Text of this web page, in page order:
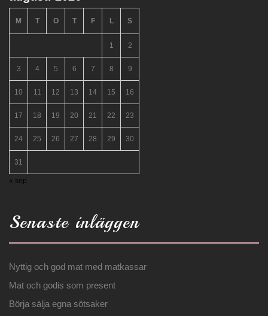
M T O T F L S
1 2
3 4 5 6 7 8 9
10 11 12 13 14 15 16
17 18 19 20 21 22 23
24 25 26 27 28 29 30
31
« sep
Senaste inläggen
Nyttig och god mat med matkassar
Mat och godis som present
Börja sälja egna sötsaker